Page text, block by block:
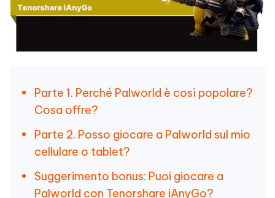
Parte 1. Perché Palworld è così popolare?
Cosa offre?
Parte 2. Posso giocare a Palworld sul mio
cellulare o tablet?
Suggerimento bonus: Puoi giocare a
Palworld con Tenorshare iAnyGo?